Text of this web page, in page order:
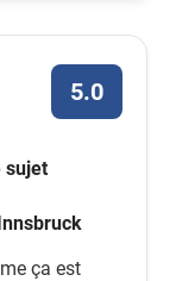
5.0
sujet
ça est